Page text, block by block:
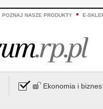
POZNAJ NASZE PRODUKTY E-
Ekonomia i biznes